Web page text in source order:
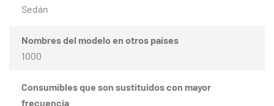
Sedán
Nombres del modelo en otros países
1000
Consumibles que son sustituidos con mayor
frecuencia